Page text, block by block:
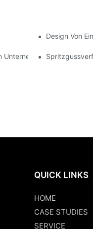
Bewältigen Können
Design Von
Unternehmen Für
QUICK LINKS
HOME
CASE STUDIES
SERVICE